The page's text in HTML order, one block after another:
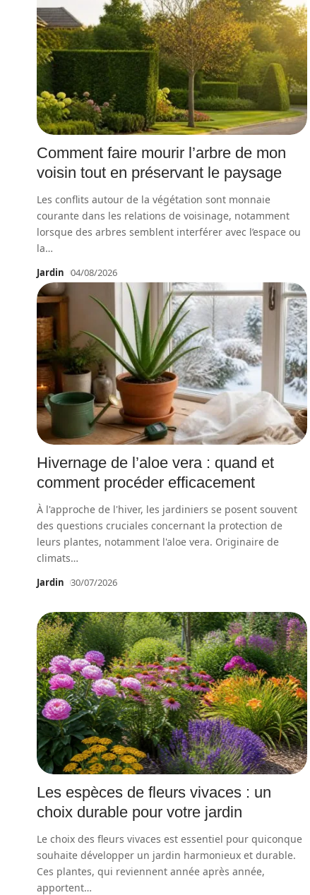
Comment faire mourir l’arbre de mon
voisin tout en préservant le paysage
Les conflits autour de la végétation sont monnaie
courante dans les relations de voisinage, notamment
lorsque des arbres semblent interférer avec l’espace ou
la…
Jardin 04/08/2026
Hivernage de l’aloe vera : quand et
comment procéder efficacement
À l'approche de l'hiver, les jardiniers se posent souvent
des questions cruciales concernant la protection de
leurs plantes, notamment l'aloe vera. Originaire de
climats…
Jardin 30/07/2026
Les espèces de fleurs vivaces : un
choix durable pour votre jardin
Le choix des fleurs vivaces est essentiel pour quiconque
souhaite développer un jardin harmonieux et durable.
Ces plantes, qui reviennent année après année,
apportent…